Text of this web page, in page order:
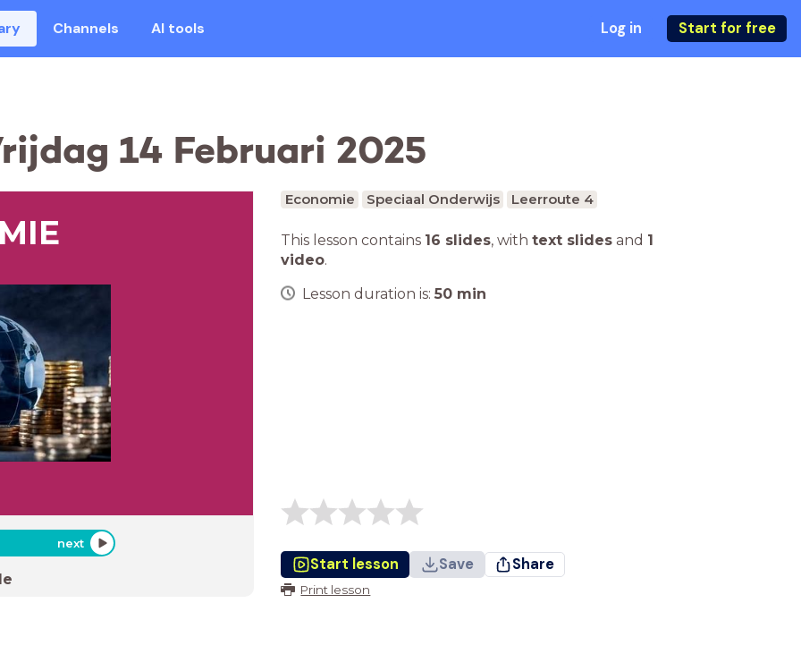
Channels AI tools Log in Start for free
14 Februari 2025
next
Economie Speciaal Onderwijs Leerroute 4
This lesson contains 16 slides, with text slides and 1
video.
Lesson duration is: 50 min
Start lesson Save Share
Print lesson